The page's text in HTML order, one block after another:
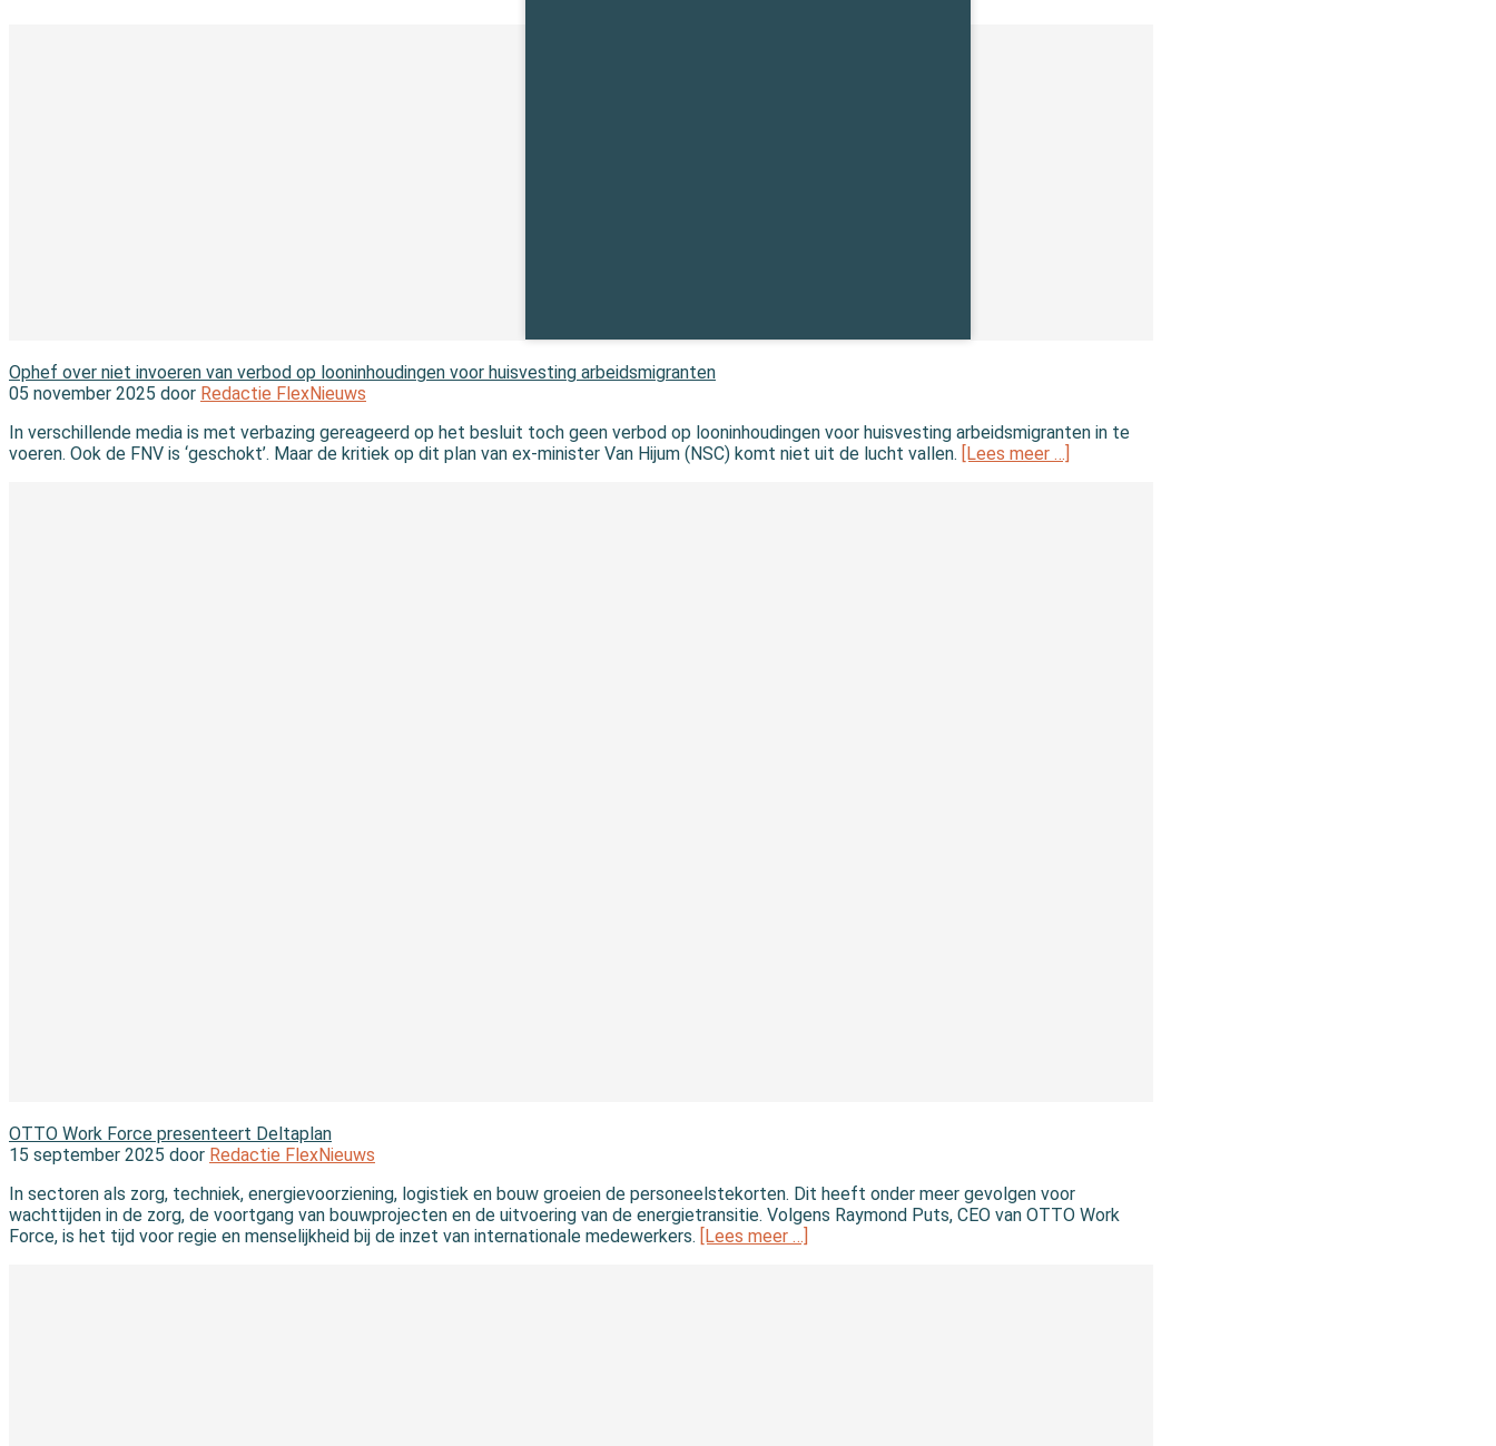
Ophef over niet invoeren van verbod op looninhoudingen voor huisvesting arbeidsmigranten
05 november 2025 door Redactie FlexNieuws
In verschillende media is met verbazing gereageerd op het besluit toch geen verbod op looninhoudingen voor huisvesting arbeidsmigranten in te
voeren. Ook de FNV is ‘geschokt’. Maar de kritiek op dit plan van ex-minister Van Hijum (NSC) komt niet uit de lucht vallen. [Lees meer …]
OTTO Work Force presenteert Deltaplan
15 september 2025 door Redactie FlexNieuws
In sectoren als zorg, techniek, energievoorziening, logistiek en bouw groeien de personeelstekorten. Dit heeft onder meer gevolgen voor
wachttijden in de zorg, de voortgang van bouwprojecten en de uitvoering van de energietransitie. Volgens Raymond Puts, CEO van OTTO Work
Force, is het tijd voor regie en menselijkheid bij de inzet van internationale medewerkers. [Lees meer …]